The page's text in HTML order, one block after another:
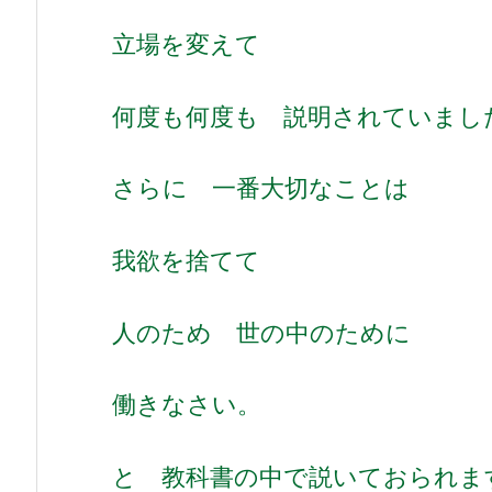
立場を変えて
何度も何度も 説明されていまし
さらに 一番大切なことは
我欲を捨てて
人のため 世の中のために
働きなさい。
と 教科書の中で説いておられま